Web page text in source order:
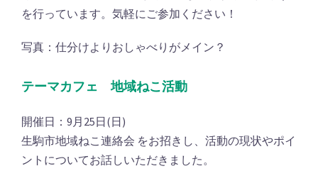
を行っています。気軽にご参加ください！
写真：仕分けよりおしゃべりがメイン？
テーマカフェ 地域ねこ活動
開催日：9月25日(日)
生駒市地域ねこ連絡会 をお招きし、活動の現状やポイ
ントについてお話しいただきました。